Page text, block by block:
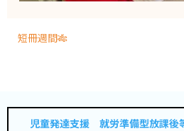
短冊週間🎋
児童発達支援 就労準備型放課後